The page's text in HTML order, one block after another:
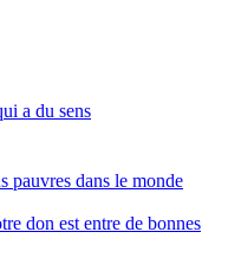
a du sens